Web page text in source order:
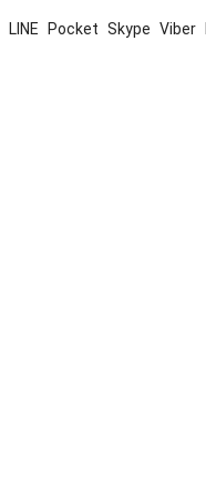
LINE Pocket Skype Viber